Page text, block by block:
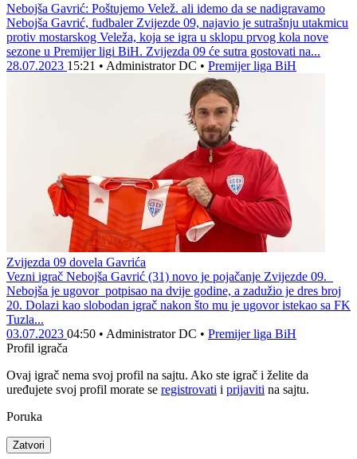
Nebojša Gavrić: Poštujemo Velež. ali idemo da se nadigravamo
Nebojša Gavrić, fudbaler Zvijezde 09, najavio je sutrašnju utakmicu
protiv mostarskog Veleža, koja se igra u sklopu prvog kola nove
sezone u Premijer ligi BiH. Zvijezda 09 će sutra gostovati na...
28.07.2023 15:21 • Administrator DC • Premijer liga BiH
Zvijezda 09 dovela Gavrića
Vezni igrač Nebojša Gavrić (31) novo je pojačanje Zvijezde 09.
Nebojša je ugovor potpisao na dvije godine, a zadužio je dres broj
20. Dolazi kao slobodan igrač nakon što mu je ugovor istekao sa FK
Tuzla...
03.07.2023 04:50 • Administrator DC • Premijer liga BiH
Profil igrača
Ovaj igrač nema svoj profil na sajtu. Ako ste igrač i želite da
uređujete svoj profil morate se registrovati i prijaviti na sajtu.
Poruka
Zatvori